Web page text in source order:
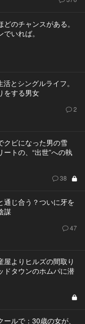
のチャンスがある。
いれば。
とシングルライフ。
をする男女
2
クビになった男の雪
トの、“出世”への執
38
通じ合う？ついに牙を
謀
47
屋よりヒルズの間取り
ドタウンのホムパに潜
ルで：30歳の女が、